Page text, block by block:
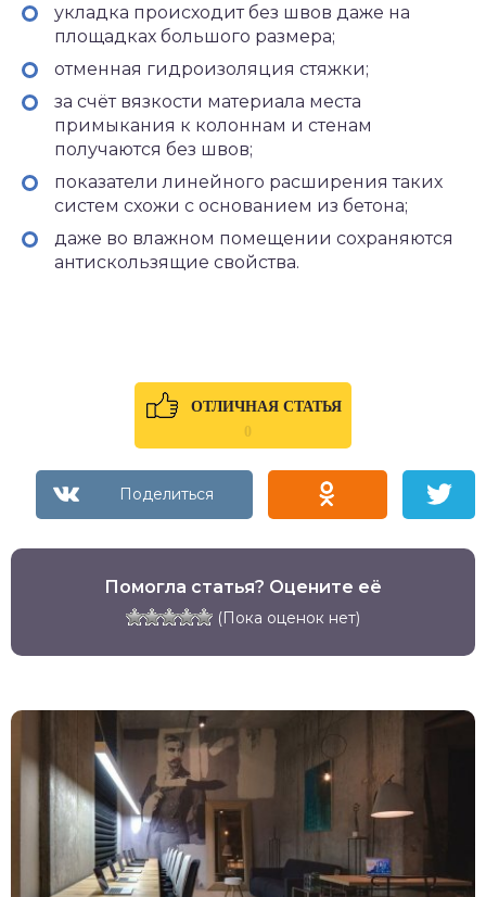
укладка происходит без швов даже на
площадках большого размера;
отменная гидроизоляция стяжки;
за счёт вязкости материала места
примыкания к колоннам и стенам
получаются без швов;
показатели линейного расширения таких
систем схожи с основанием из бетона;
даже во влажном помещении сохраняются
антискользящие свойства.
ОТЛИЧНАЯ СТАТЬЯ
0
Помогла статья? Оцените её
(Пока оценок нет)